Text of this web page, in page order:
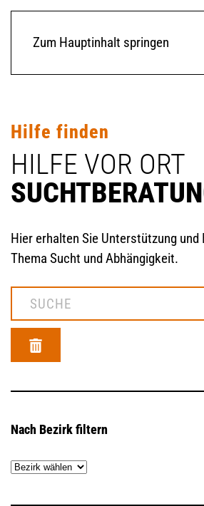
Zum Hauptinhalt springen
Hilfe finden
HILFE VOR ORT
Hier erhalten Sie Unterstützung und
Thema Sucht und Abhängigkeit.
Nach Bezirk filtern